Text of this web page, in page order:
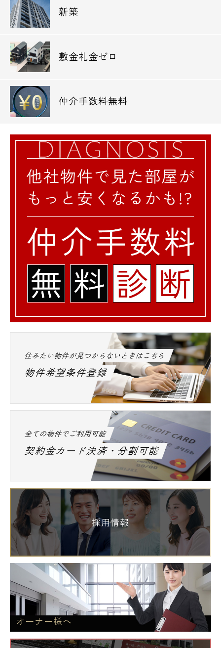
新築
敷金礼金ゼロ
仲介手数料無料
住みたい物件が見つからないときはこちら
物件希望条件登録
全ての物件でご利用可能
契約金カード決済・分割可能
採用情報
オーナー様へ